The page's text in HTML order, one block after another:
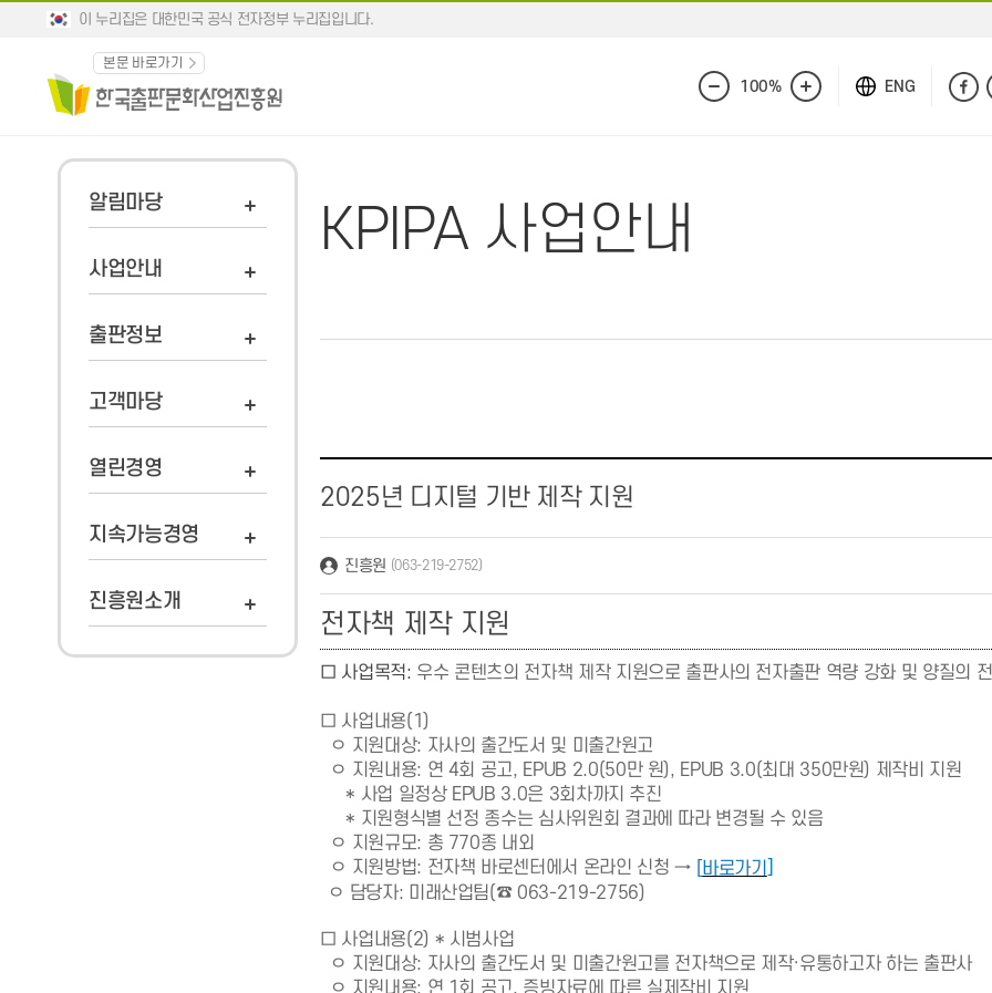
이 누리집은 대한민국 공식 전자정부 누리집입니다.
본문 바로가기
화
100%
화
ENG
알림마당
사업안내
출판정보
고객마당
열린경영
지속가능경영
진흥원소개
KPIPA 사업안내
2025년 디지털 기반 제작 지원
진흥원 (063-219-2752)
전자책 제작 지원
□ 사업목적: 우수 콘텐츠의 전자책 제작 지원으로 출판사의 전자출판 역량 강화 및 양질의
□ 사업내용(1)
ㅇ 지원대상: 자사의 출간도서 및 미출간원고
ㅇ 지원내용: 연 4회 공고, EPUB 2.0(50만 원), EPUB 3.0(최대 350만원) 제작비 지원
* 사업 일정상 EPUB 3.0은 3회차까지 추진
* 지원형식별 선정 종수는 심사위원회 결과에 따라 변경될 수 있음
ㅇ 지원규모: 총 770종 내외
ㅇ 지원방법: 전자책 바로센터에서 온라인 신청 → 바로가기
ㅇ 담당자: 미래산업팀(☎ 063-219-2756)
□ 사업내용(2) * 시범사업
ㅇ 지원대상: 자사의 출간도서 및 미출간원고를 전자책으로 제작·유통하고자 하는 출판사
ㅇ 지원내용: 연 1회 공고, 증빙자료에 따른 실제작비 지원